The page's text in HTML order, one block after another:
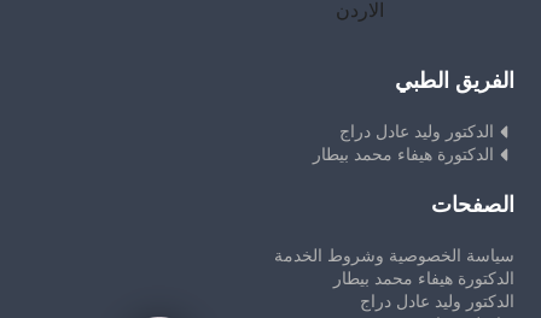
الاردن
الفريق الطبي
الدكتور وليد عادل دراج
الدكتورة هيفاء محمد بيطار
الصفحات
سياسة الخصوصية وشروط الخدمة
الدكتورة هيفاء محمد بيطار
الدكتور وليد عادل دراج